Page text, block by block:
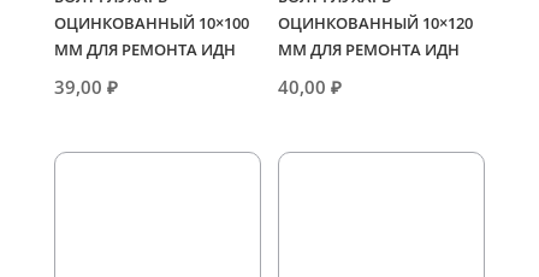
ОЦИНКОВАННЫЙ 10×100
ММ ДЛЯ РЕМОНТА ИДН
39,00 ₽
ОЦИНКОВАННЫЙ 10×120
ММ ДЛЯ РЕМОНТА ИДН
40,00₽